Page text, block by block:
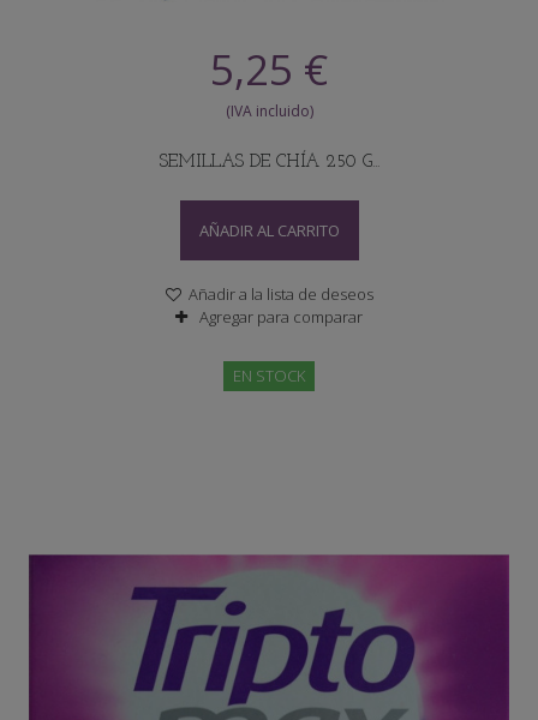
5,25 €
SEMILLAS DE CHÍA 250 G...
AÑADIR AL CARRITO
Añadir a la lista de deseos
Agregar para comparar
EN STOCK